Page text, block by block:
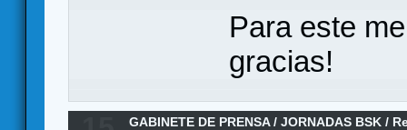
Para este
gracias!
GABINETE DE PRENSA/JORNADAS BSK /